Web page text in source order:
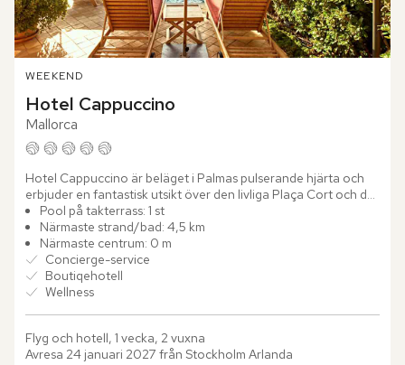
WEEKEND
Hotel Cappuccino
Mallorca
Hotel Cappuccino är beläget i Palmas pulserande hjärta och
erbjuder en fantastisk utsikt över den livliga Plaça Cort och det
berömda olivträdet Olivera de Cort. Detta exklusiva...
Pool på takterrass: 1 st
Närmaste strand/bad: 4,5 km
Närmaste centrum: 0 m
Concierge-service
Boutiqehotell
Wellness
Flyg och hotell, 1 vecka, 2 vuxna
Avresa 24 januari 2027 från Stockholm Arlanda